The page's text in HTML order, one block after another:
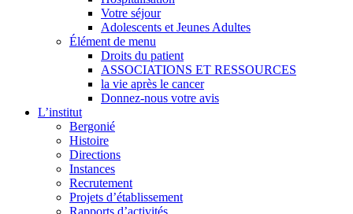
Votre séjour
Adolescents et Jeunes Adultes
Élément de menu
Droits du patient
ASSOCIATIONS ET RESSOURCES
la vie après le cancer
Donnez-nous votre avis
L’institut
Bergonié
Histoire
Directions
Instances
Recrutement
Projets d’établissement
Rapports d’activités